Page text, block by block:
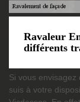
Ravaleur
différents
Si vous envisagez
suis à votre